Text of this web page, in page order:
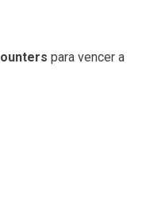
para vencer a